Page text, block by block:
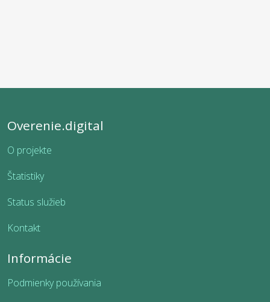
Overenie.digital
O projekte
Štatistiky
Status služieb
Kontakt
Informácie
Podmienky používania